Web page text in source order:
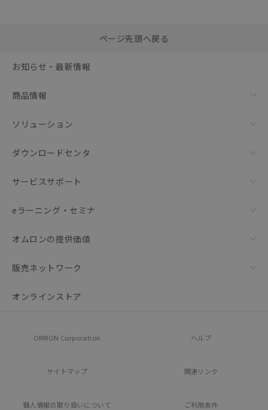
括ダウンロード
ページ先頭へ戻る
お知らせ・最新情報
商品情報
ソリューション
ダウンロードセンタ
サービスサポート
eラーニング・セミナ
オムロンの提供価値
販売ネットワーク
オンラインストア
OMRON Corporation ヘルプ
サイトマップ 関連リンク
個人情報の取り扱いについて ご利用条件